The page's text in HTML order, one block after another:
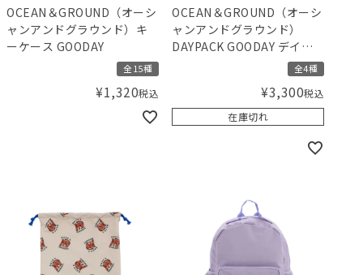
OCEAN＆GROUND（オーシ
ャンアンドグラウンド）キ
ーケース GOODAY
全15種
¥1,320税込
OCEAN＆GROUND（オーシ
ャンアンドグラウンド）
DAYPACK GOODAY デイパ
全4種
¥3,300税込
在庫切れ